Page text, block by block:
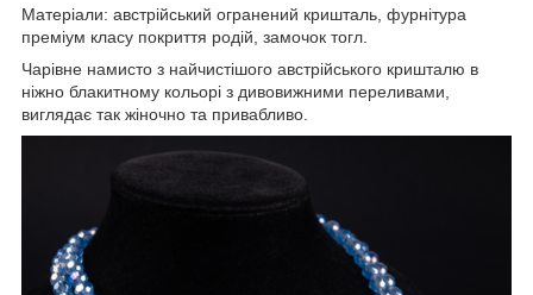
Матеріали: австрійський огранений кришталь, фурнітура
преміум класу покриття родій, замочок тогл.
Чарівне намисто з найчистішого австрійського кришталю в
ніжно блакитному кольорі з дивовижними переливами,
виглядає так жіночно та привабливо.